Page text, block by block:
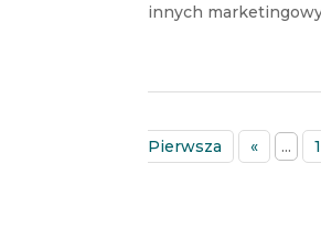
innych
Pierwsza
« ...